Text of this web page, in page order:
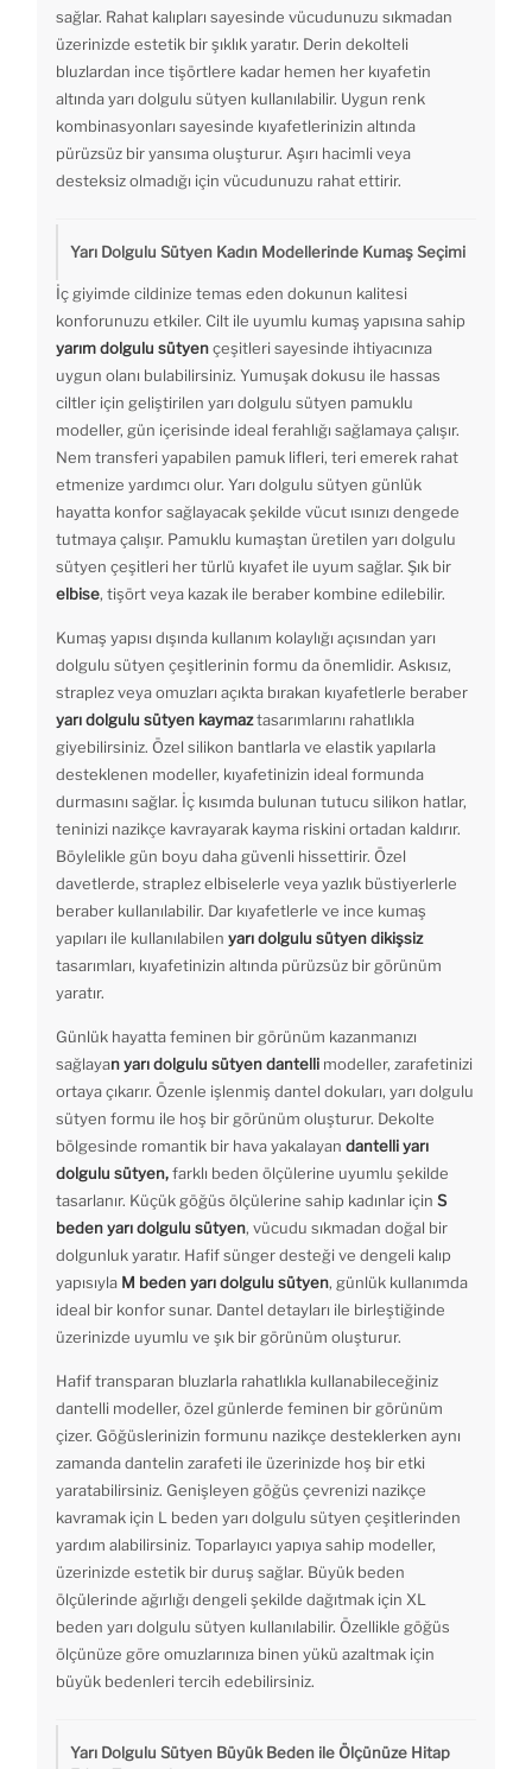
sağlar. Rahat kalıpları sayesinde vücudunuzu sıkmadan
üzerinizde estetik bir şıklık yaratır. Derin dekolteli
bluzlardan ince tişörtlere kadar hemen her kıyafetin
altında yarı dolgulu sütyen kullanılabilir. Uygun renk
kombinasyonları sayesinde kıyafetlerinizin altında
pürüzsüz bir yansıma oluşturur. Aşırı hacimli veya
desteksiz olmadığı için vücudunuzu rahat ettirir.
Yarı Dolgulu Sütyen Kadın Modellerinde Kumaş Seçimi
İç giyimde cildinize temas eden dokunun kalitesi
konforunuzu etkiler. Cilt ile uyumlu kumaş yapısına sahip
yarım dolgulu sütyençeşitleri sayesinde ihtiyacınıza
uygun olanı bulabilirsiniz. Yumuşak dokusu ile hassas
ciltler için geliştirilen yarı dolgulu sütyen pamuklu
modeller, gün içerisinde ideal ferahlığı sağlamaya çalışır.
Nem transferi yapabilen pamuk lifleri, teri emerek rahat
etmenize yardımcı olur. Yarı dolgulu sütyen günlük
hayatta konfor sağlayacak şekilde vücut ısınızı dengede
tutmaya çalışır. Pamuklu kumaştan üretilen yarı dolgulu
sütyen çeşitleri her türlü kıyafet ile uyum sağlar. Şık bir
elbise, tişört veya kazak ile beraber kombine edilebilir.
Kumaş yapısı dışında kullanım kolaylığı açısından yarı
dolgulu sütyen çeşitlerinin formu da önemlidir. Askısız,
straplez veya omuzları açıkta bırakan kıyafetlerle beraber
yarı dolgulu sütyen kaymaztasarımlarını rahatlıkla
giyebilirsiniz. Özel silikon bantlarla ve elastik yapılarla
desteklenen modeller, kıyafetinizin ideal formunda
durmasını sağlar. İç kısımda bulunan tutucu silikon hatlar,
teninizi nazikçe kavrayarak kayma riskini ortadan kaldırır.
Böylelikle gün boyu daha güvenli hissettirir. Özel
davetlerde, straplez elbiselerle veya yazlık büstiyerlerle
beraber kullanılabilir. Dar kıyafetlerle ve ince kumaş
yapıları ile kullanılabilen yarı dolgulu sütyen dikişsiz
tasarımları, kıyafetinizin altında pürüzsüz bir görünüm
yaratır.
Günlük hayatta feminen bir görünüm kazanmanızı
sağlayan yarı dolgulu sütyen dantelli modeller, zarafetinizi
ortaya çıkarır. Özenle işlenmiş dantel dokuları, yarı dolgulu
sütyen formu ile hoş bir görünüm oluşturur. Dekolte
bölgesinde romantik bir hava yakalayan dantelli yarı
dolgulu sütyen,farklı beden ölçülerine uyumlu şekilde
tasarlanır. Küçük göğüs ölçülerine sahip kadınlar için S
beden yarı dolgulu sütyen, vücudu sıkmadan doğal bir
dolgunluk yaratır. Hafif sünger desteği ve dengeli kalıp
yapısıyla M beden yarı dolgulu sütyen, günlük kullanımda
ideal bir konfor sunar. Dantel detayları ile birleştiğinde
üzerinizde uyumlu ve şık bir görünüm oluşturur.
Hafif transparan bluzlarla rahatlıkla kullanabileceğiniz
dantelli modeller, özel günlerde feminen bir görünüm
çizer. Göğüslerinizin formunu nazikçe desteklerken aynı
zamanda dantelin zarafeti ile üzerinizde hoş bir etki
yaratabilirsiniz. Genişleyen göğüs çevrenizi nazikçe
kavramak için L beden yarı dolgulu sütyen çeşitlerinden
yardım alabilirsiniz. Toparlayıcı yapıya sahip modeller,
üzerinizde estetik bir duruş sağlar. Büyük beden
ölçülerinde ağırlığı dengeli şekilde dağıtmak için XL
beden yarı dolgulu sütyen kullanılabilir. Özellikle göğüs
ölçünüze göre omuzlarınıza binen yükü azaltmak için
büyük bedenleri tercih edebilirsiniz.
Yarı Dolgulu Sütyen Büyük Beden ile Ölçünüze Hitap